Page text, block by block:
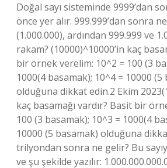
Doğal sayı sisteminde 9999’dan
önce yer alır. 999.999’dan sonra
(1.000.000), ardından 999.999 ve
rakam? (10000)^10000’in kaç
bir örnek verelim: 10^2 = 100 (3
1000(4 basamak); 10^4 = 10000 (5
olduğuna dikkat edin.2 Ekim
kaç basamağı vardır? Basit bir
100 (3 basamak); 10^3 = 1000(4
10000 (5 basamak) olduğuna
trilyondan sonra ne gelir? Bu
ve şu şekilde yazılır: